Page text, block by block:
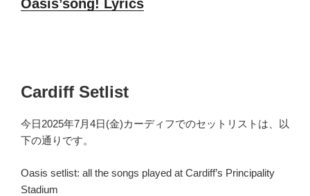
Oasis’song! Lyrics
Cardiff Setlist
今日2025年7月4日(金)カーディフでのセットリストは、以
下の通りです。
Oasis setlist: all the songs played at Cardiff’s Principality
Stadium